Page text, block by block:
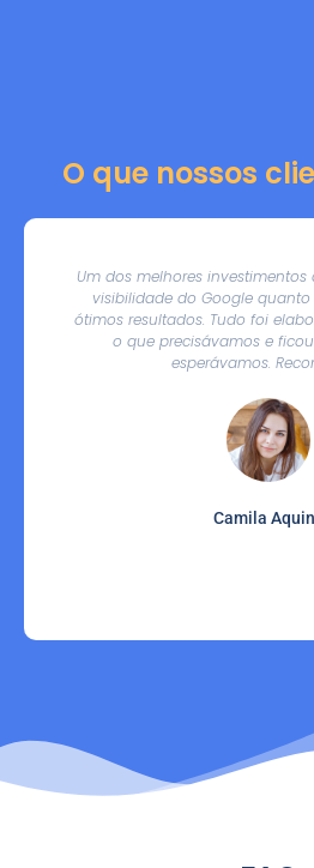
O que nossos
Um dos melhores investimentos
visibilidade do Google
ótimos resultados. Tudo foi
o que precisávamos e
esperávamos.
Camila